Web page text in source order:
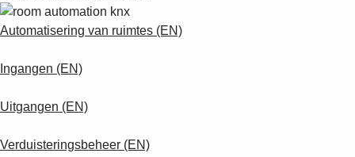
Automatisering van ruimtes (EN)
Ingangen (EN)
Uitgangen (EN)
Verduisteringsbeheer (EN)